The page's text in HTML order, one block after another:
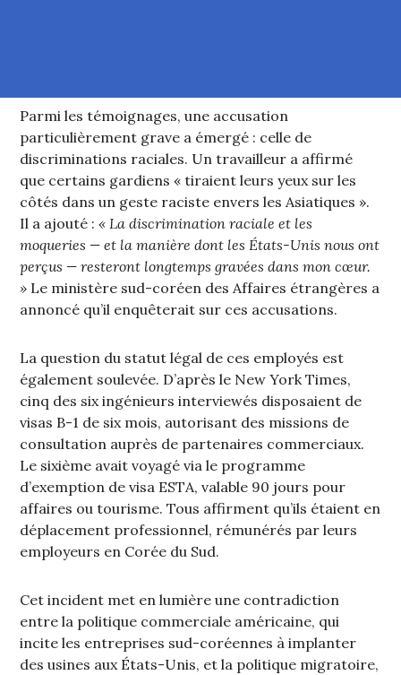
Parmi les témoignages, une accusation
particulièrement grave a émergé : celle de
discriminations raciales. Un travailleur a affirmé
que certains gardiens « tiraient leurs yeux sur les
côtés dans un geste raciste envers les Asiatiques ».
Il a ajouté :« La discrimination raciale et les
moqueries — et la manière dont les États-Unis nous ont
perçus — resteront longtemps gravées dans mon cœur.
» Le ministère sud-coréen des Affaires étrangères a
annoncé qu’il enquêterait sur ces accusations.
La question du statut légal de ces employés est
également soulevée. D’après le New York Times,
cinq des six ingénieurs interviewés disposaient de
visas B-1 de six mois, autorisant des missions de
consultation auprès de partenaires commerciaux.
Le sixième avait voyagé via le programme
d’exemption de visa ESTA, valable 90 jours pour
affaires ou tourisme. Tous affirment qu’ils étaient en
déplacement professionnel, rémunérés par leurs
employeurs en Corée du Sud.
Cet incident met en lumière une contradiction
entre la politique commerciale américaine, qui
incite les entreprises sud-coréennes à implanter
des usines aux États-Unis, et la politique migratoire,